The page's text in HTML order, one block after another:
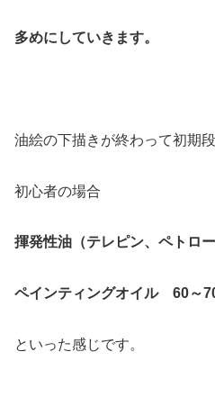
多めにしていきます。
油絵の下描きが終わって初期
初心者の場合
揮発性油（テレピン、ペトロ
ペインティングオイル 60～
といった感じです。